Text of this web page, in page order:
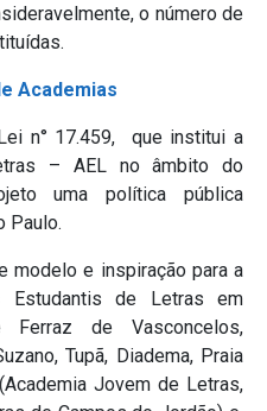
o número de
Academias
n° 17.459, que institui a
– AEL no âmbito do
uma política pública
Paulo.
modelo e inspiração para a
Estudantis de Letras em
de Vasconcelos,
Tupã, Diadema, Praia
Jovem de Letras,